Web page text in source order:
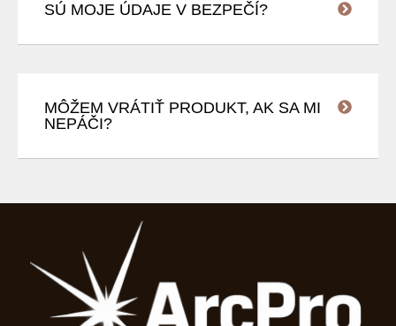
SÚ MOJE ÚDAJE V BEZPEČÍ?
MÔŽEM VRÁTIŤ PRODUKT, AK SA MI
NEPÁČI?